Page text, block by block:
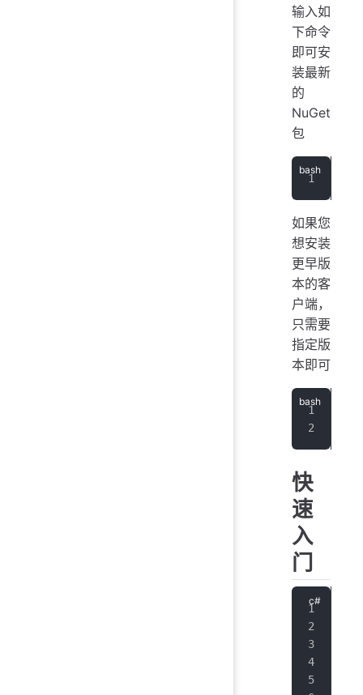
输入如
下命令
即可安
装最新
的
NuGet
包
如果您
想安装
更早版
本的客
户端，
只需要
指定版
本即可
快
速
入
门